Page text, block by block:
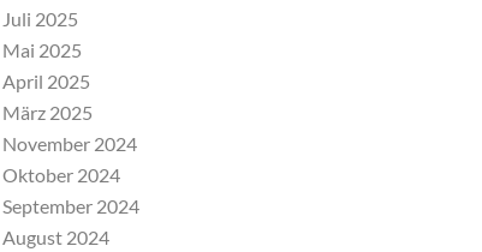
Juli 2025
Mai 2025
April 2025
März 2025
November 2024
Oktober 2024
September 2024
August 2024